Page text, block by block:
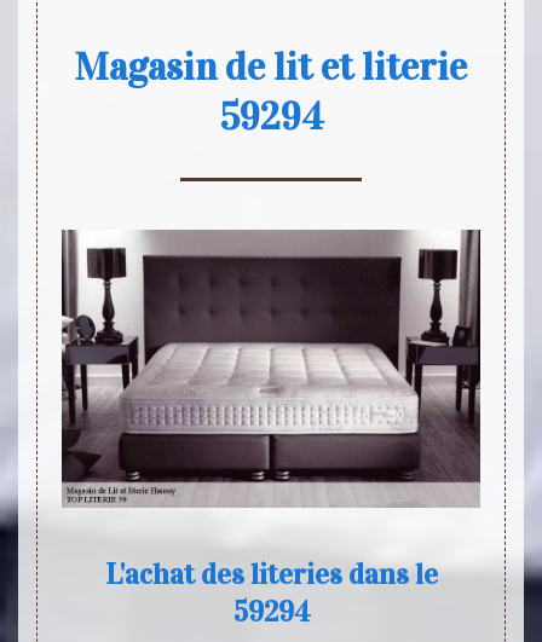
Magasin de lit et literie
59294
des
L'achat des literies dans le
59294